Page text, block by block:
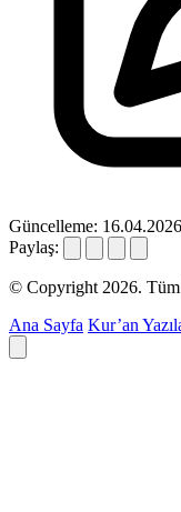
Güncelleme: 16.04.2026
Paylaş:
© Copyright 2026. Tüm
Ana Sayfa Kur’an